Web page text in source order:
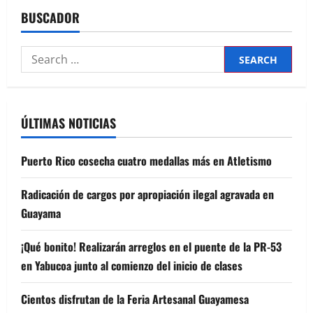
BUSCADOR
Search
for:
ÚLTIMAS NOTICIAS
Puerto Rico cosecha cuatro medallas más en Atletismo
Radicación de cargos por apropiación ilegal agravada en
Guayama
¡Qué bonito! Realizarán arreglos en el puente de la PR-53
en Yabucoa junto al comienzo del inicio de clases
Cientos disfrutan de la Feria Artesanal Guayamesa